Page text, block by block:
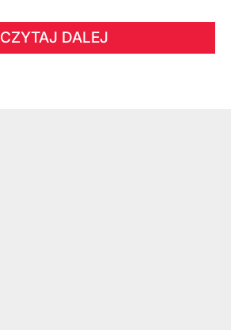
CZYTAJ DALEJ